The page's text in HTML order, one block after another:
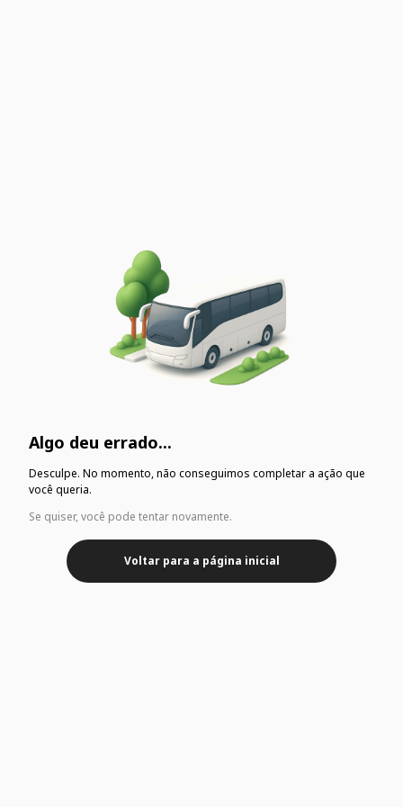
Algo deu errado...
Desculpe. No momento, não conseguimos completar a ação que
você queria.
Se quiser, você pode tentar novamente.
Voltar para a página inicial